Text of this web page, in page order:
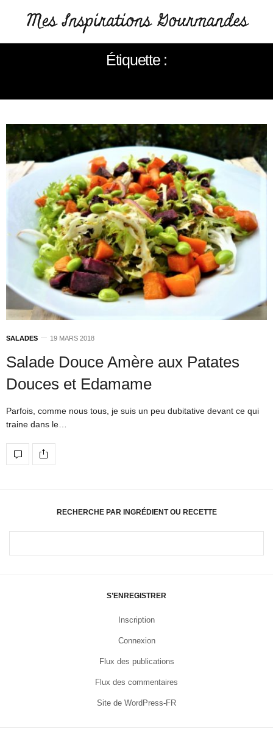
Étiquette :
SALADES 19 MARS 2018
Salade Douce Amère aux Patates
Douces et Edamame
Parfois, comme nous tous, je suis un peu dubitative devant ce qui
traine dans le…
RECHERCHE PAR INGRÉDIENT OU RECETTE
S’ENREGISTRER
Inscription
Connexion
Flux des publications
Flux des commentaires
Site de WordPress-FR